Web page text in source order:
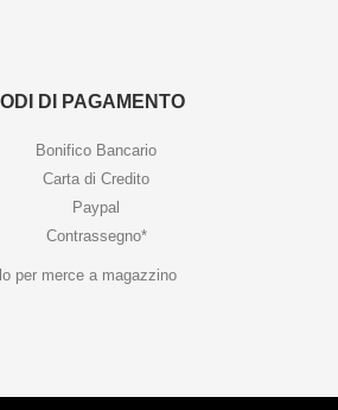
DI PAGAMENTO
Bonifico Bancario
Carta di Credito
Paypal
Contrassegno*
per merce a magazzino